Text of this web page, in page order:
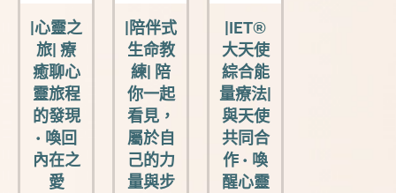
|心靈之
旅| 療
癒聊心
靈旅程
的發現
• 喚回
內在之
愛
|陪伴式
生命教
練| 陪
你一起
看見，
屬於自
己的力
量與步
|IET®
大天使
綜合能
量療法|
與天使
共同合
作 • 喚
醒心靈